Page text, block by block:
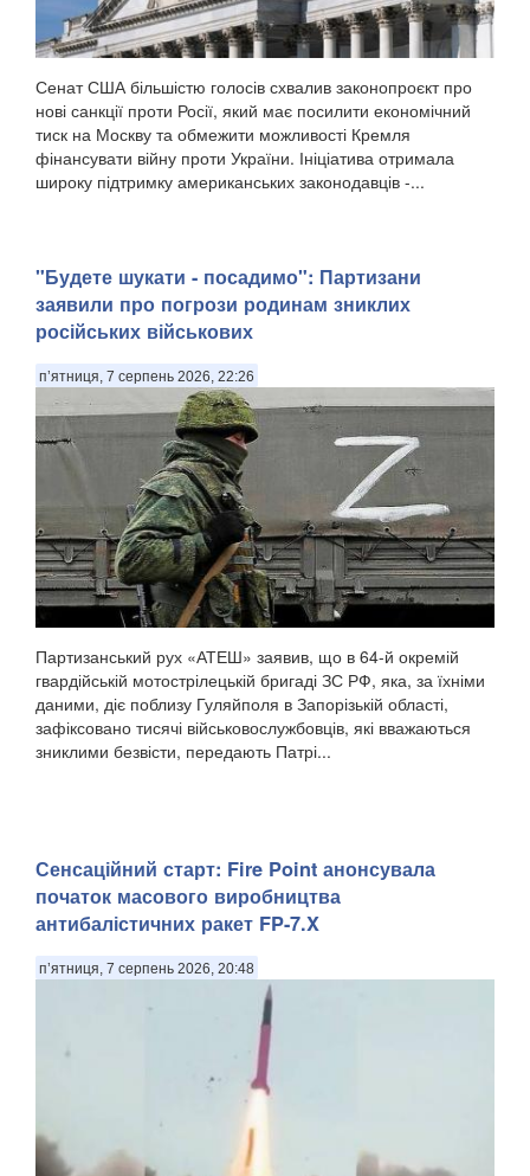
Сенат США більшістю голосів схвалив законопроєкт про
нові санкції проти Росії, який має посилити економічний
тиск на Москву та обмежити можливості Кремля
фінансувати війну проти України. Ініціатива отримала
широку підтримку американських законодавців -...
"Будете шукати - посадимо": Партизани
заявили про погрози родинам зниклих
російських військових
п’ятниця, 7 серпень 2026, 22:26
Партизанський рух «АТЕШ» заявив, що в 64-й окремій
гвардійській мотострілецькій бригаді ЗС РФ, яка, за їхніми
даними, діє поблизу Гуляйполя в Запорізькій області,
зафіксовано тисячі військовослужбовців, які вважаються
зниклими безвісти, передають Патрі...
Сенсаційний старт: Fire Point анонсувала
початок масового виробництва
антибалістичних ракет FP-7.X
п’ятниця, 7 серпень 2026, 20:48